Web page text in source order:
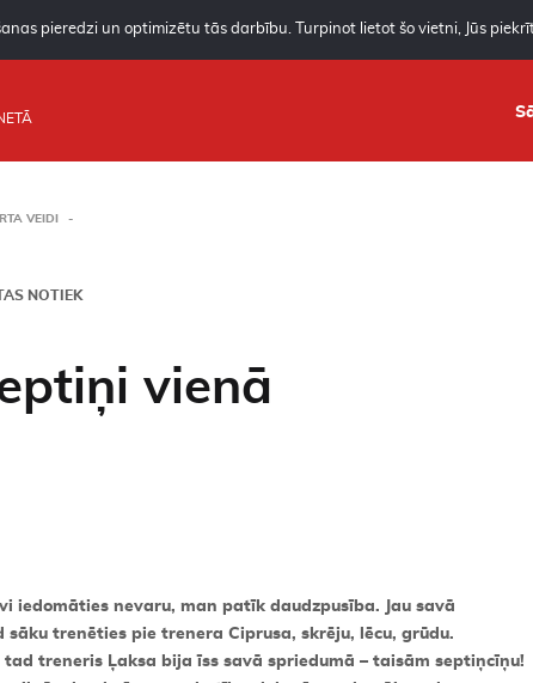
pieredzi un optimizētu tās darbību. Turpinot lietot šo vietni, Jūs
VEIDI
NOTIEK
vienā
iedomāties nevaru, man patīk daudzpusība. Jau savā
sāku trenēties pie trenera Ciprusa, skrēju, lēcu, grūdu.
tad treneris Ļaksa bija īss savā spriedumā – taisām septiņcīņu!